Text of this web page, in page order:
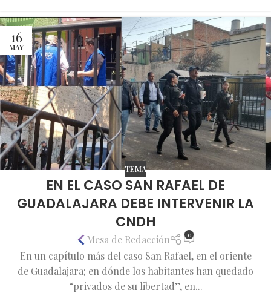
16
MAY
TEMA
EN EL CASO SAN RAFAEL DE
GUADALAJARA DEBE INTERVENIR LA
CNDH
Mesa de Redacción 0
En un capítulo más del caso San Rafael, en el oriente
de Guadalajara; en dónde los habitantes han quedado
“privados de su libertad”, en...